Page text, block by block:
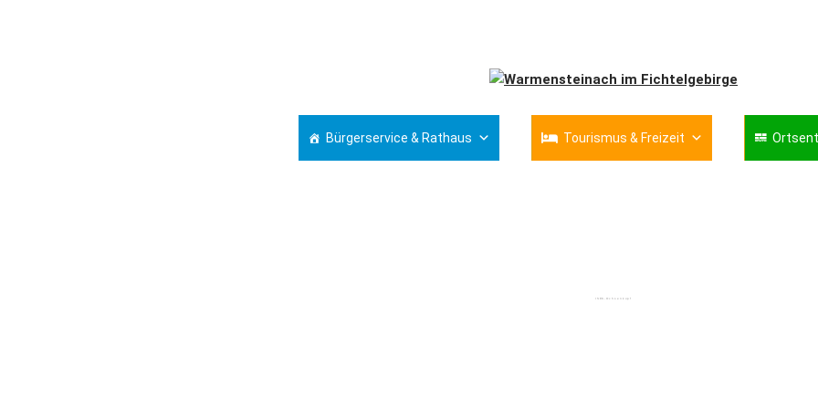
Bürgerservice & Rathaus Tourismus & Freizeit
ISEK-Ochsenkopf